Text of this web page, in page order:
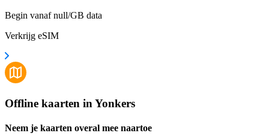
Begin vanaf null/GB data
Verkrijg eSIM
Offline kaarten in Yonkers
Neem je kaarten overal mee naartoe